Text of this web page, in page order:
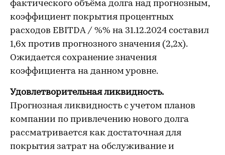
фактического объёма долга над прогнозным,
коэффициент покрытия процентных
расходов EBITDA / %% на 31.12.2024 составил
1,6х против прогнозного значения (2,2х).
Ожидается сохранение значения
коэффициента на данном уровне.
Удовлетворительная ликвидность.
Прогнозная ликвидность с учетом планов
компании по привлечению нового долга
рассматривается как достаточная для
покрытия затрат на обслуживание и